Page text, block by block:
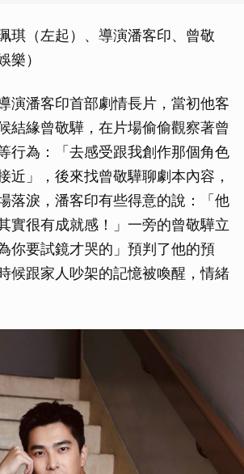
琪（左起）、導演潘客印、曾敬
樂）
演潘客印首部劇情長片，當初他客
結緣曾敬驊，在片場偷偷觀察著曾
行為：「去感受跟我創作那個角色
近」，後來找曾敬驊聊劇本內容，
落淚，潘客印有些得意的說：「他
實很有成就感！」一旁的曾敬驊立
你要試鏡才哭的」預判了他的預
候跟家人吵架的記憶被喚醒，情緒